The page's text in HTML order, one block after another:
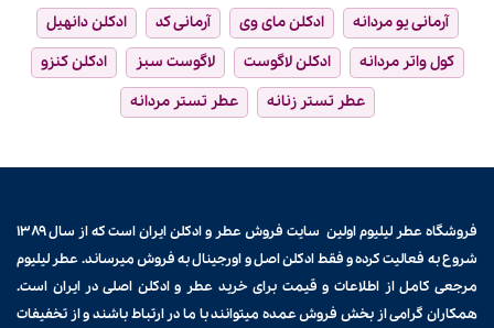
آرمانی یو مردانه
ادکلن مای وی آرمانی کد
ادکلن دانهیل
کول واتر مردانه
ادکلن لاگوست لاگوست سبز
ادکلن کنزو
عطر تستر زنانه
عطر تستر مردانه
فروشگاه عطر لیلیوم اولین سایت فروشعطر و ادکلن
ایران است که از سال ۱۳۸۹
شروع به فعالیت کرده و فقط ادکلن اصل و اورجینال به فروش میرساند. عطر لیلیوم
مرجعی کامل از اطلاعات و قیمت برایخرید عطر و ادکلن اصلی در ایران است.
همکاران گرامی از بخش فروش عمده میتوانند با ما در ارتباط باشند و از تخفیفات